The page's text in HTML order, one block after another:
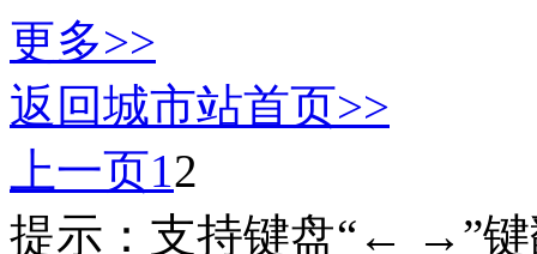
更多>>
返回城市站首页>>
上一页12
提示：支持键盘“← →”键